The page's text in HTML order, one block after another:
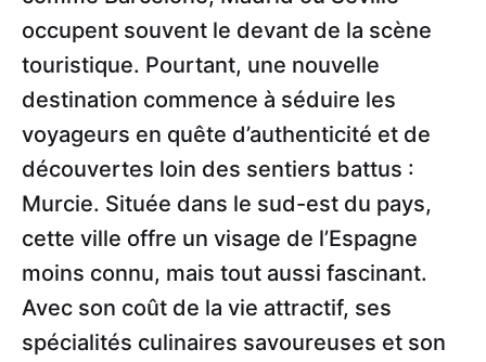
occupent souvent le devant de la scène
touristique. Pourtant, une nouvelle
destination commence à séduire les
voyageurs en quête d’authenticité et de
découvertes loin des sentiers battus :
Murcie. Située dans le sud-est du pays,
cette ville offre un visage de l’Espagne
moins connu, mais tout aussi fascinant.
Avec son coût de la vie attractif, ses
spécialités culinaires savoureuses et son